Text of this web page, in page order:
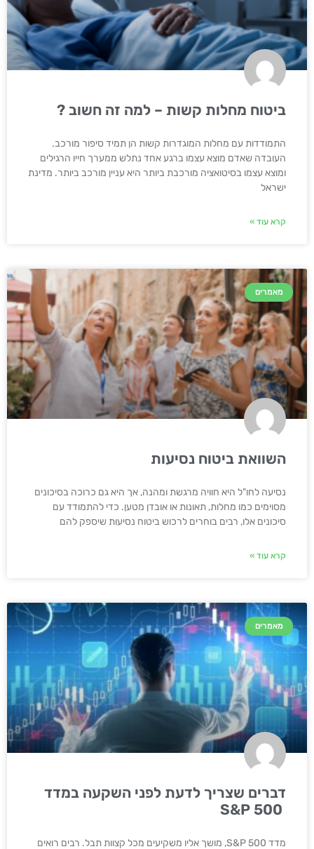
ביטוח מחלות קשות – למה זה חשוב ?
התמודדות עם מחלות המוגדרות קשות הן תמיד סיפור מורכב.
העובדה שאדם מוצא עצמו ברגע אחד נתלש ממערך חייו הרגילים
ומוצא עצמו בסיטואציה מורכבת ביותר היא עניין מורכב ביותר. מדינת
ישראל
קרא עוד »
מאמרים
השוואת ביטוח נסיעות
נסיעה לחו"ל היא חוויה מרגשת ומהנה, אך היא גם כרוכה בסיכונים
מסוימים כמו מחלות, תאונות או אובדן מטען. כדי להתמודד עם
סיכונים אלו, רבים בוחרים לרכוש ביטוח נסיעות שיספק להם
קרא עוד »
מאמרים
דברים שצריך לדעת לפני השקעה במדד
מדד S&P 500, מושך אליו משקיעים מכל קצוות תבל. רבים רואים